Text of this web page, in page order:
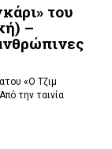
του
–
«Ο Τζιμ
την ταινία